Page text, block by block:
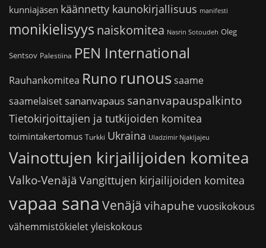
kunniajäsen käännetty kaunokirjallisuus manifesti
monikielisyys naiskomitea Nasrin Sotoudeh Oleg
Sentsov Palestiina PEN International
Rauhankomitea Runo runoussaame
saamelaiset sananvapaus sananvapauspalkinto
Tietokirjoittajien ja tutkijoiden komitea
toimintakertomus Turkki Ukraina Uladzimir Njakljajeu
Vainottujen kirjailijoiden komitea
Valko-Venäjä Vangittujen kirjailijoiden komitea
vapaa sana Venäjä vihapuhe vuosikokous
vähemmistökieletyleiskokous